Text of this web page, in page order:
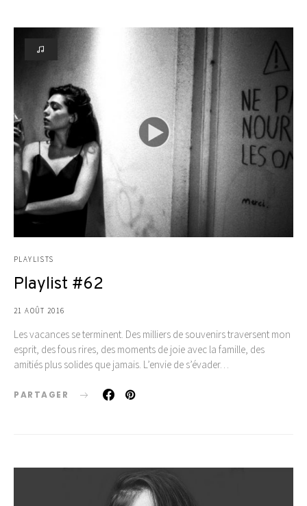
PLAYLISTS
Playlist #62
21 AOÛT 2016
Les vacances se terminent. Des milliers de souvenirs traversent mon
esprit, des fous rires, des moments de joie avec la famille, des
amitiés plus solides que jamais. L’envie de s’évader…
PARTAGER